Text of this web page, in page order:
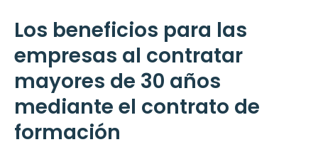
Los beneficios para las
empresas al contratar
mayores de 30 años
mediante el contrato de
formación